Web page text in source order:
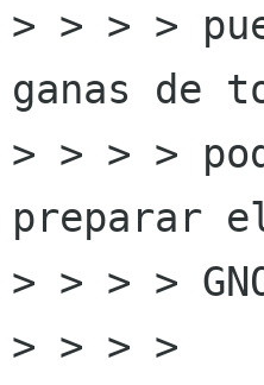
> > > >
ganas de
> > > >
preparar
> > > >
> > > >